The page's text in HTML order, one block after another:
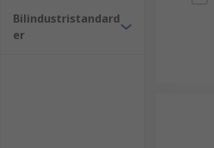
Bilindustristandard
er